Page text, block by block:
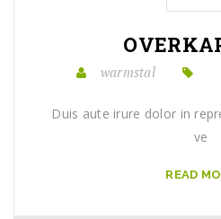
warmstal
Duis aute irure dolor in
ve
READ